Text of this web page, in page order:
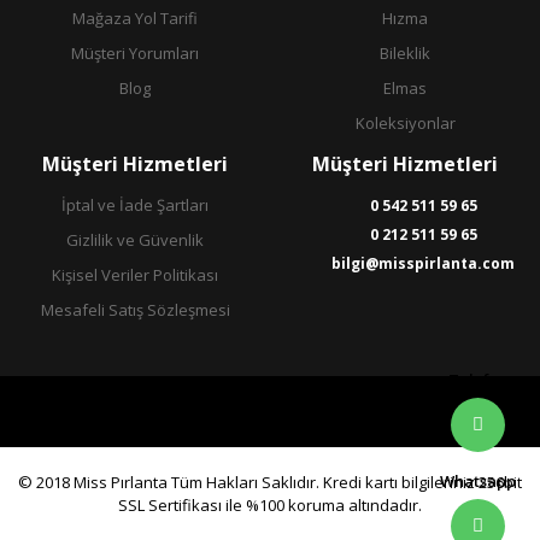
Mağaza Yol Tarifi
Müşteri Yorumları
Blog
Hızma
Bileklik
Elmas
Koleksiyonlar
Müşteri Hizmetleri
İptal ve İade Şartları
Gizlilik ve Güvenlik
Kişisel Veriler Politikası
Mesafeli Satış Sözleşmesi
Müşteri Hizmetleri
0 542 511 59 65
0 212 511 59 65
bilgi@misspirlanta.com
© 2018 Miss Pırlanta Tüm Hakları Saklıdır. Kredi kartı bilgileriniz 256bit
SSL Sertifikası ile %100 koruma altındadır.
Whatsapp